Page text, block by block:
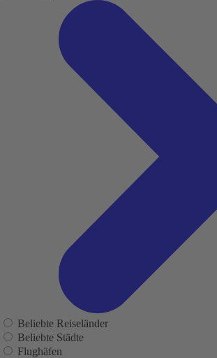
Beliebte Reiseländer
Beliebte Städte
Flughäfen